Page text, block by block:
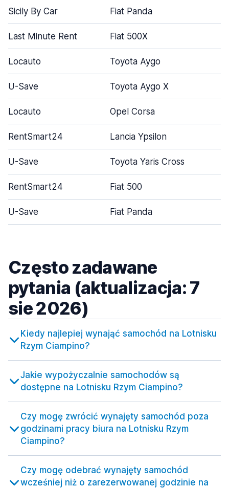
Sicily By Car Fiat Panda
Last Minute Rent Fiat 500X
Locauto Toyota Aygo
U-Save Toyota Aygo X
Locauto Opel Corsa
RentSmart24 Lancia Ypsilon
U-Save Toyota Yaris Cross
RentSmart24 Fiat 500
U-Save Fiat Panda
Często zadawane
pytania (aktualizacja: 7
sie 2026)
Kiedy najlepiej wynająć samochód na Lotnisku
Rzym Ciampino?
Jakie wypożyczalnie samochodów są
dostępne na Lotnisku Rzym Ciampino?
Czy mogę zwrócić wynajęty samochód poza
godzinami pracy biura na Lotnisku Rzym
Ciampino?
Czy mogę odebrać wynajęty samochód
wcześniej niż o zarezerwowanej godzinie na